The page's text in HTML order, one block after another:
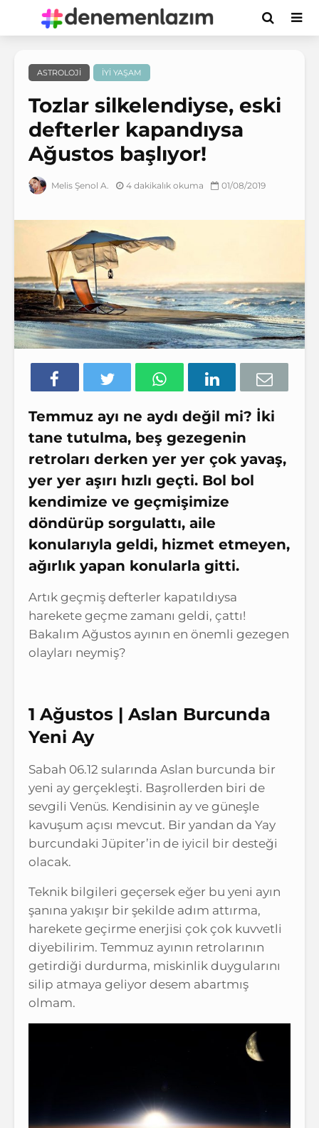
ASTROLOJI İYI YAŞAM
Tozlar silkelendiyse, eski
defterler kapandıysa
Ağustos başlıyor!
Melis Şenol A. 4 dakikalık okuma 01/08/2019
Temmuz ayı ne aydı değil mi? İki
tane tutulma, beş gezegenin
retroları derken yer yer çok yavaş,
yer yer aşırı hızlı geçti. Bol bol
kendimize ve geçmişimize
döndürüp sorgulattı, aile
konularıyla geldi, hizmet etmeyen,
ağırlık yapan konularla gitti.
Artık geçmiş defterler kapatıldıysa
harekete geçme zamanı geldi, çattı!
Bakalım Ağustos ayının en önemli gezegen
olayları neymiş?
1 Ağustos | Aslan Burcunda
Yeni Ay
Sabah 06.12 sularında Aslan burcunda bir
yeni ay gerçekleşti. Başrollerden biri de
sevgili Venüs. Kendisinin ay ve güneşle
kavuşum açısı mevcut. Bir yandan da Yay
burcundaki Jüpiter’in de iyicil bir desteği
olacak.
Teknik bilgileri geçersek eğer bu yeni ayın
şanına yakışır bir şekilde adım attırma,
harekete geçirme enerjisi çok çok kuvvetli
diyebilirim. Temmuz ayının retrolarının
getirdiği durdurma, miskinlik duygularını
silip atmaya geliyor desem abartmış
olmam.